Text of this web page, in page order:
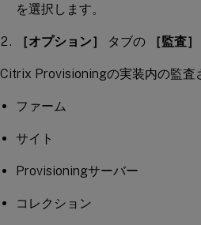
を選択します。
［オプション］ タブの ［監査］
Citrix Provisioningの実装内の監査
ファーム
サイト
Provisioningサーバー
コレクション